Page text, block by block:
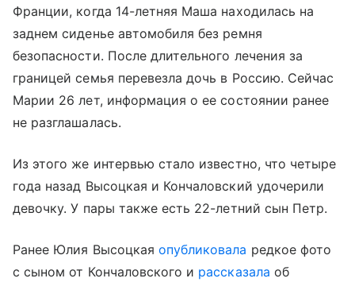
Франции, когда 14-летняя Маша находилась на
заднем сиденье автомобиля без ремня
безопасности. После длительного лечения за
границей семья перевезла дочь в Россию. Сейчас
Марии 26 лет, информация о ее состоянии ранее
не разглашалась.
Из этого же интервью стало известно, что четыре
года назад Высоцкая и Кончаловский удочерили
девочку. У пары также есть 22-летний сын Петр.
Ранее Юлия Высоцкая опубликовала редкое фото
с сыном от Кончаловского и рассказала об